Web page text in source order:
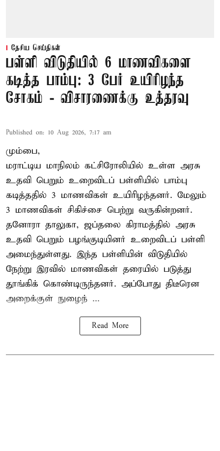
தேசிய செய்திகள்
பள்ளி விடுதியில் 6 மாணவிகளை
கடித்த பாம்பு: 3 பேர் உயிரிழந்த
சோகம் - விசாரணைக்கு உத்தரவு
Published on: 10 Aug 2026, 7:17 am
மும்பை,
மராட்டிய மாநிலம் கட்சிரோலியில் உள்ள அரசு
உதவி பெறும் உறைவிடப் பள்ளியில் பாம்பு
கடித்ததில் 3 மாணவிகள் உயிரிழந்தனர். மேலும்
3 மாணவிகள் சிகிச்சை பெற்று வருகின்றனர்.
தனோரா தாலுகா, ஜப்தலை கிராமத்தில் அரசு
உதவி பெறும் பழங்குடியினர் உறைவிடப் பள்ளி
அமைந்துள்ளது. இந்த பள்ளியின் விடுதியில்
நேற்று இரவில் மாணவிகள் தரையில் படுத்து
தூங்கிக் கொண்டிருந்தனர். அப்போது திடீரென
அறைக்குள் நுழைந் ...
Read More